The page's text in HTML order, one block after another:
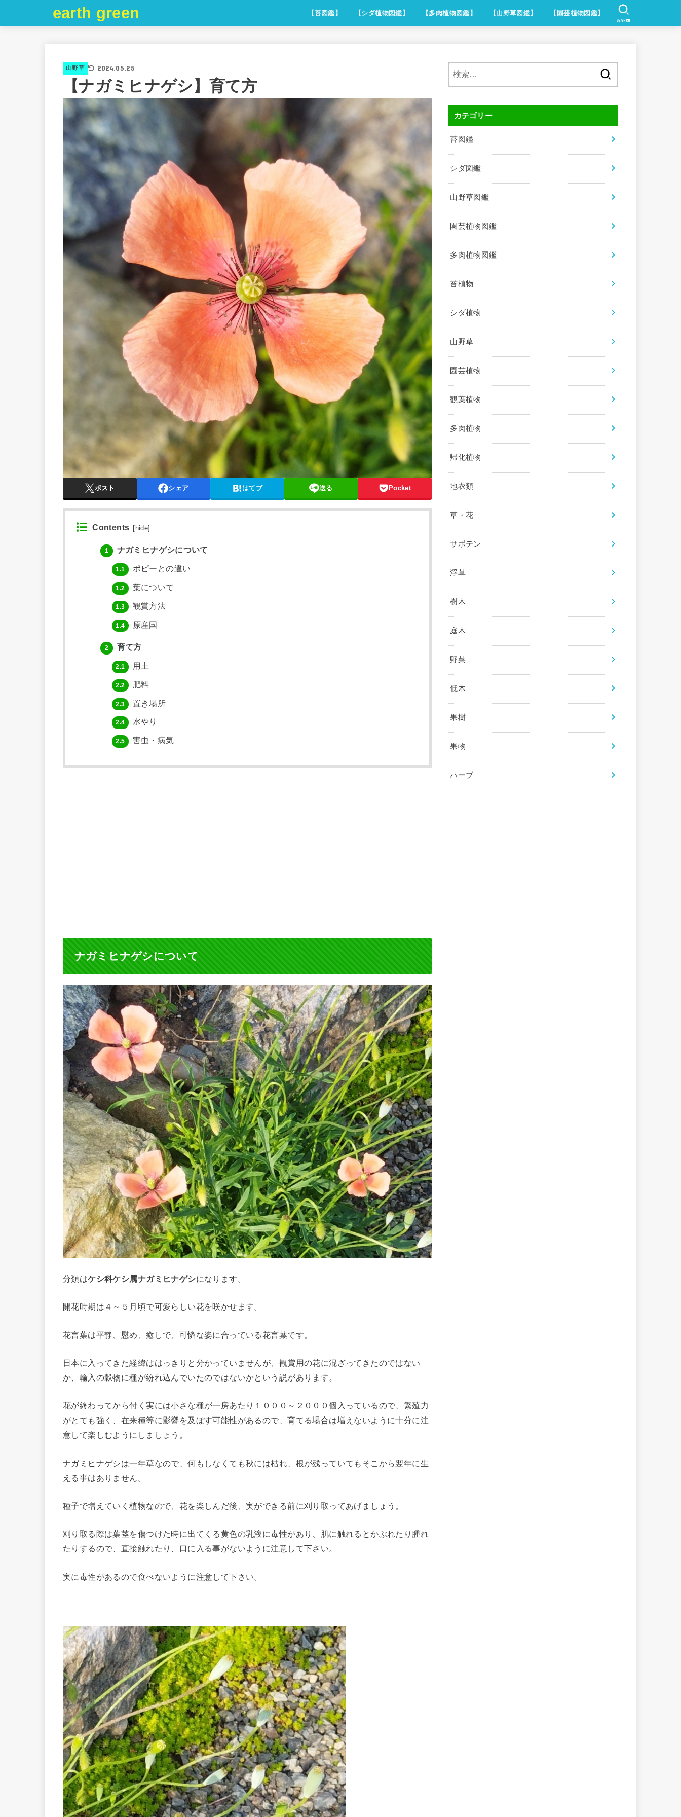
earth green 【苔図鑑】 【シダ植物図鑑】 【多肉植物図鑑】 【山野草図鑑】 【園芸植物図鑑】
SEARCH
山野草 2024.05.25
【ナガミヒナゲシ】育て方
ポスト シェア はてブ 送る Pocket
Contents [ hide]
1 ナガミヒナゲシについて
1.1 ポピーとの違い
1.2 葉について
1.3 観賞方法
1.4 原産国
2 育て方
2.1 用土
2.2 肥料
2.3 置き場所
2.4 水やり
2.5 害虫・病気
ナガミヒナゲシについて
分類はケシ科ケシ属ナガミヒナゲシになります。
開花時期は４～５月頃で可愛らしい花を咲かせます。
花言葉は平静、慰め、癒しで、可憐な姿に合っている花言葉です。
日本に入ってきた経緯ははっきりと分かっていませんが、観賞用の花に混ざってきたのではない
か、輸入の穀物に種が紛れ込んでいたのではないかという説があります。
花が終わってから付く実には小さな種が一房あたり１０００～２０００個入っているので、繁殖力
がとても強く、在来種等に影響を及ぼす可能性があるので、育てる場合は増えないように十分に注
意して楽しむようにしましょう。
ナガミヒナゲシは一年草なので、何もしなくても秋には枯れ、根が残っていてもそこから翌年に生
える事はありません。
種子で増えていく植物なので、花を楽しんだ後、実ができる前に刈り取ってあげましょう。
刈り取る際は葉茎を傷つけた時に出てくる黄色の乳液に毒性があり、肌に触れるとかぶれたり腫れ
たりするので、直接触れたり、口に入る事がないように注意して下さい。
実に毒性があるので食べないように注意して下さい。
カテゴリー
苔図鑑
シダ図鑑
山野草図鑑
園芸植物図鑑
多肉植物図鑑
苔植物
シダ植物
山野草
園芸植物
観葉植物
多肉植物
帰化植物
地衣類
草・花
サボテン
浮草
樹木
庭木
野菜
低木
果樹
果物
ハーブ